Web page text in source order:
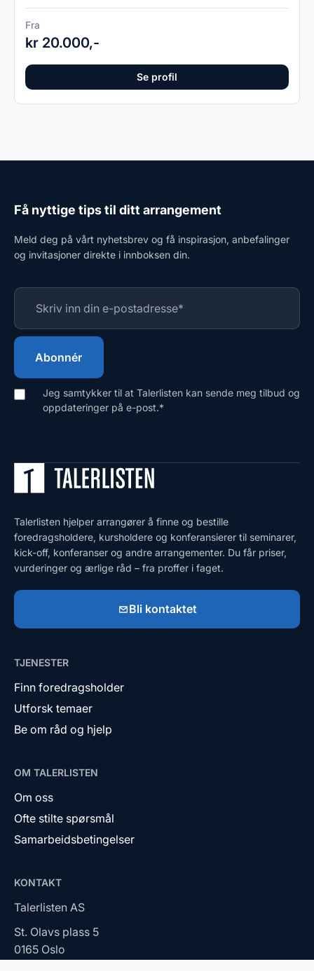
Fra
kr 20.000,-
Se profil
Få nyttige tips til ditt arrangement
Meld deg på vårt nyhetsbrev og få inspirasjon, anbefalinger
og invitasjoner direkte i innboksen din.
Jeg samtykker til at Talerlisten kan sende meg tilbud og
oppdateringer på e-post.*
Talerlisten hjelper arrangører å finne og bestille
foredragsholdere, kursholdere og konferansierer til seminarer,
kick-off, konferanser og andre arrangementer. Du får priser,
vurderinger og ærlige råd – fra proffer i faget.
Bli kontaktet
TJENESTER
Finn foredragsholder
Utforsk temaer
Be om råd og hjelp
OM TALERLISTEN
Om oss
Ofte stilte spørsmål
Samarbeidsbetingelser
KONTAKT
Talerlisten AS
St. Olavs plass 5
0165 Oslo